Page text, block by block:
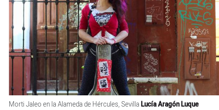
Morti Jaleo en la Alameda de Hércules, Sevilla Lucía Aragón Luque